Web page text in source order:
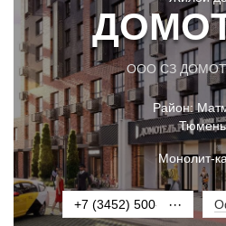
ООО СЗ
Район:
Тюмень
Монолит-
+7 (3452) 500-003
···